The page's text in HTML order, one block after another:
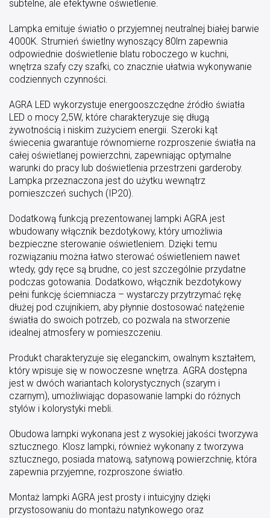
subtelne, ale efektywne oświetlenie.
Lampka emituje światło o przyjemnej neutralnej białej barwie
4000K. Strumień świetlny wynoszący 80lm zapewnia
odpowiednie doświetlenie blatu roboczego w kuchni,
wnętrza szafy czy szafki, co znacznie ułatwia wykonywanie
codziennych czynności.
AGRA LED wykorzystuje energooszczędne źródło światła
LED o mocy 2,5W, które charakteryzuje się długą
żywotnością i niskim zużyciem energii. Szeroki kąt
świecenia gwarantuje równomierne rozproszenie światła na
całej oświetlanej powierzchni, zapewniając optymalne
warunki do pracy lub doświetlenia przestrzeni garderoby.
Lampka przeznaczona jest do użytku wewnątrz
pomieszczeń suchych (IP20).
Dodatkową funkcją prezentowanej lampki AGRA jest
wbudowany włącznik bezdotykowy, który umożliwia
bezpieczne sterowanie oświetleniem. Dzięki temu
rozwiązaniu można łatwo sterować oświetleniem nawet
wtedy, gdy ręce są brudne, co jest szczególnie przydatne
podczas gotowania. Dodatkowo, włącznik bezdotykowy
pełni funkcję ściemniacza – wystarczy przytrzymać rękę
dłużej pod czujnikiem, aby płynnie dostosować natężenie
światła do swoich potrzeb, co pozwala na stworzenie
idealnej atmosfery w pomieszczeniu.
Produkt charakteryzuje się eleganckim, owalnym kształtem,
który wpisuje się w nowoczesne wnętrza. AGRA dostępna
jest w dwóch wariantach kolorystycznych (szarym i
czarnym), umożliwiając dopasowanie lampki do różnych
stylów i kolorystyki mebli.
Obudowa lampki wykonana jest z wysokiej jakości tworzywa
sztucznego. Klosz lampki, również wykonany z tworzywa
sztucznego, posiada matową, satynową powierzchnię, która
zapewnia przyjemne, rozproszone światło.
Montaż lampki AGRA jest prosty i intuicyjny dzięki
przystosowaniu do montażu natynkowego oraz